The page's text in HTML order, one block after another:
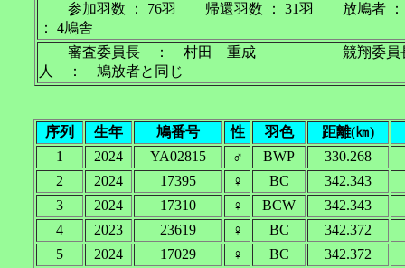
参加羽数 ： 76羽 帰還羽数 ： 31羽 放鳩者 ：
： 4鳩舎
審査委員長 ： 村田 重成 競翔委
人 ： 鳩放者と同じ
序列 生年 鳩番号 性 羽色
距離(㎞)
1
2024 YA02815 ♂ BWP
330.268
2
2024 17395 ♀ BC
342.343
3
2024 17310 ♀ BCW
342.343
4
2023 23619 ♀ BC
342.372
5
2024 17029 ♀ BC
342.372